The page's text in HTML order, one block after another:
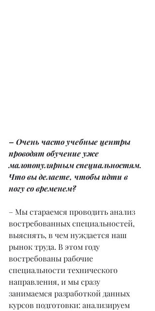
– Очень часто учебные центры
проводят обучение уже
малопопулярным специальностям.
Что вы делаете, чтобы идти в
ногу со временем?
– Мы стараемся проводить анализ
востребованных специальностей,
выяснять, в чем нуждается наш
рынок труда. В этом году
востребованы рабочие
специальности технического
направления, и мы сразу
занимаемся разработкой данных
курсов подготовки: анализируем